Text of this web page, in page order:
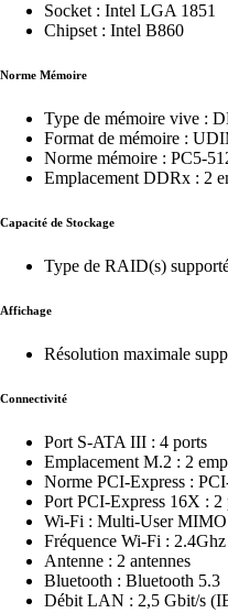
Socket : Intel LGA 1851
Chipset : Intel B860
Norme Mémoire
Type de mémoire vive :
Format de mémoire :
Norme mémoire : PC5-
Emplacement DDRx : 2
Capacité de Stockage
Type de RAID(s)
Affichage
Résolution maximale
Connectivité
Port S-ATA III : 4 ports
Emplacement M.2 : 2
Norme PCI-Express :
Port PCI-Express 16X : 2
Wi-Fi : Multi-User MIMO
Fréquence Wi-Fi :
Antenne : 2 antennes
Bluetooth : Bluetooth 5.3
Débit LAN : 2,5 Gbit/s